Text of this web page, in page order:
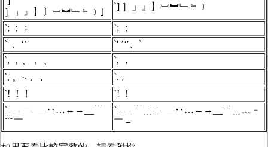
］」』】〕︺︼﹂﹄﹞｣
`] ］」』】︺︼﹂﹄﹞
`; ；﹔
`; ；
`' 、‘’′
`' ’‘′、‵
`, ，、﹐﹑
`, ，
`. 。·‧﹒．
`. 。
`! ！﹗
`! ！
`_ ＿¯ˍ–—‥…←→╴﹉
﹊￣
`_ ＿﹉﹍¯ˍ–—‥…←→╴﹊﹎﹏﹣
￣－